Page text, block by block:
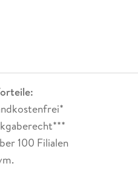
100 Filialen